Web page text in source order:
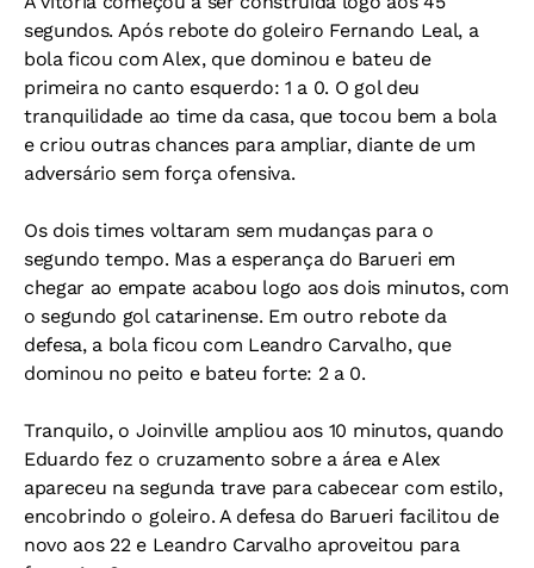
segundos. Após rebote do goleiro Fernando Leal, a
bola ficou com Alex, que dominou e bateu de
primeira no canto esquerdo: 1 a 0. O gol deu
tranquilidade ao time da casa, que tocou bem a bola
e criou outras chances para ampliar, diante de um
adversário sem força ofensiva.
Os dois times voltaram sem mudanças para o
segundo tempo. Mas a esperança do Barueri em
chegar ao empate acabou logo aos dois minutos, com
o segundo gol catarinense. Em outro rebote da
defesa, a bola ficou com Leandro Carvalho, que
dominou no peito e bateu forte: 2 a 0.
Tranquilo, o Joinville ampliou aos 10 minutos, quando
Eduardo fez o cruzamento sobre a área e Alex
apareceu na segunda trave para cabecear com estilo,
encobrindo o goleiro. A defesa do Barueri facilitou de
novo aos 22 e Leandro Carvalho aproveitou para